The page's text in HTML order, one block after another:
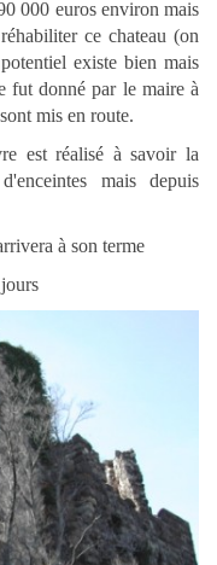
000 euros environ mais
ce chateau (on
existe bien mais
fut donné par le maire à
mis en route.
est réalisé à savoir la
mais depuis
à son terme